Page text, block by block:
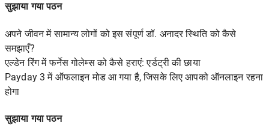
सुझाया गया पठन
अपने जीवन में सामान्य लोगों को इस संपूर्ण डॉ. अनादर स्थिति को कैसे
समझाएँ?
एल्डेन रिंग में फर्नेस गोलेम्स को कैसे हराएं: एर्डट्री की छाया
Payday 3 में ऑफलाइन मोड आ गया है, जिसके लिए आपको ऑनलाइन रहना
होगा
सुझाया गया पठन